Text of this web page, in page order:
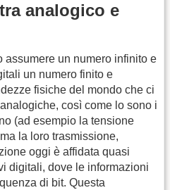
analogico e
assumere un numero infinito e
un numero finito e
fisiche del mondo che ci
così come lo sono i
(ad esempio la tensione
la loro trasmissione,
oggi è affidata quasi
digitali, dove le informazioni
di bit. Questa